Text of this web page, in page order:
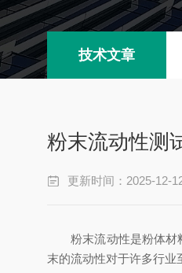
技术文章
粉末流动性测
更新时间：2025-12-
粉末流动性是粉体材料
末的流动性对于许多行业